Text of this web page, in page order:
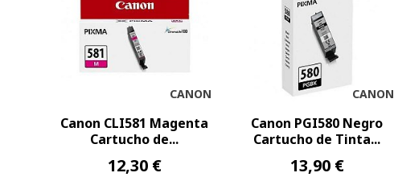
CANON
Canon CLI581 Magenta
Cartucho de...
12,30 €
CANON
Canon PGI580 Negro
Cartucho de Tinta...
13,90 €